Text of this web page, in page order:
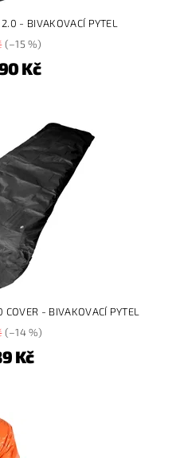
- BIVAKOVACÍ PYTEL
(–15 %)
Kč
COVER - BIVAKOVACÍ PYTEL
(–14 %)
Kč